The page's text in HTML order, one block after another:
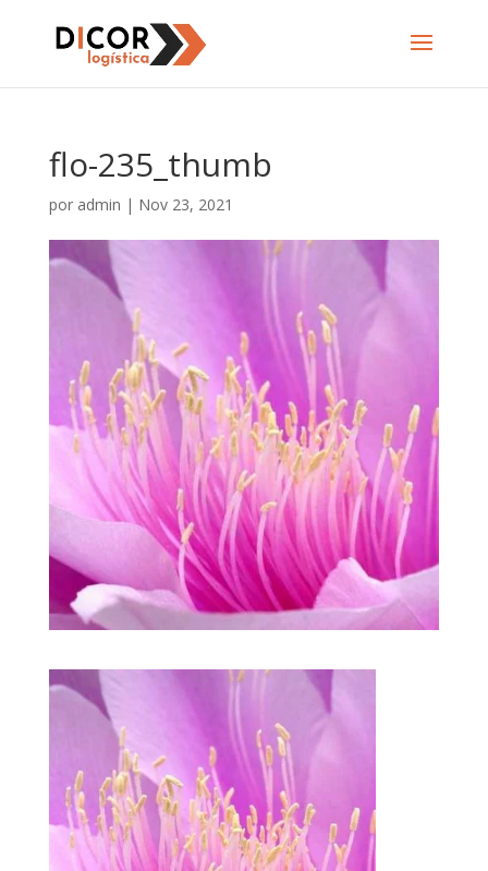
flo-235_thumb
por admin | Nov 23, 2021